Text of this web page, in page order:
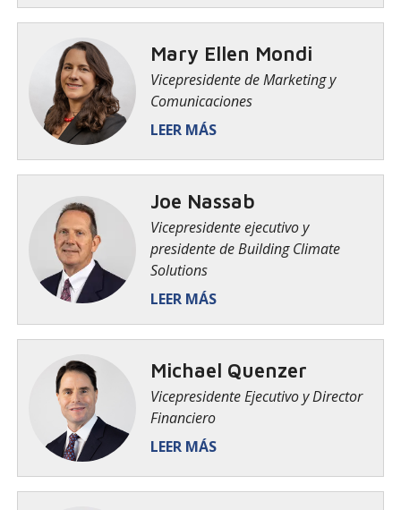
Mary Ellen Mondi
Vicepresidente de Marketing y
Comunicaciones
LEER MÁS
Joe Nassab
Vicepresidente ejecutivo y
presidente de Building Climate
Solutions
LEER MÁS
Michael Quenzer
Vicepresidente Ejecutivo y Director
Financiero
LEER MÁS